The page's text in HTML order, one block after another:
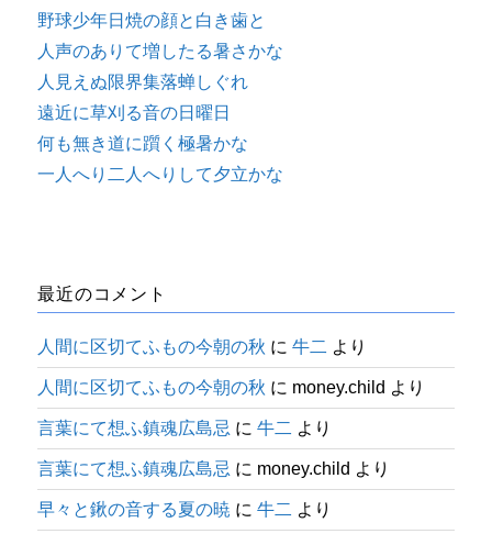
野球少年日焼の顔と白き歯と
人声のありて増したる暑さかな
人見えぬ限界集落蝉しぐれ
遠近に草刈る音の日曜日
何も無き道に躓く極暑かな
一人へり二人へりして夕立かな
最近のコメント
人間に区切てふもの今朝の秋 に牛二 より
人間に区切てふもの今朝の秋 に money.child より
言葉にて想ふ鎮魂広島忌 に牛二 より
言葉にて想ふ鎮魂広島忌 に money.child より
早々と鍬の音する夏の暁 に牛二 より